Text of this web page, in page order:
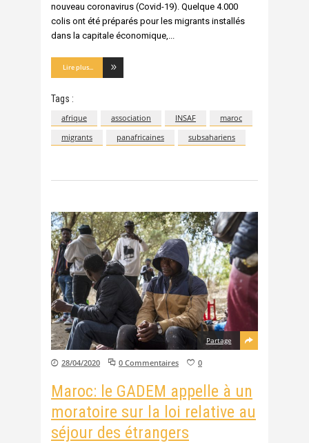
nouveau coronavirus (Covid-19). Quelque 4.000
colis ont été préparés pour les migrants installés
dans la capitale économique,
Lire plus...
Tags :
afrique association INSAF
maroc
migrants
panafricaines subsahariens
Partage
28/04/2020 0 Commentaires 0
Maroc: le GADEM appelle à un
moratoire sur la loi relative au
séjour des étrangers